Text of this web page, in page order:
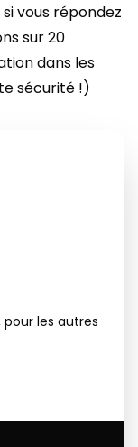
vous répondez
sur 20
dans les
sécurité !)
les autres